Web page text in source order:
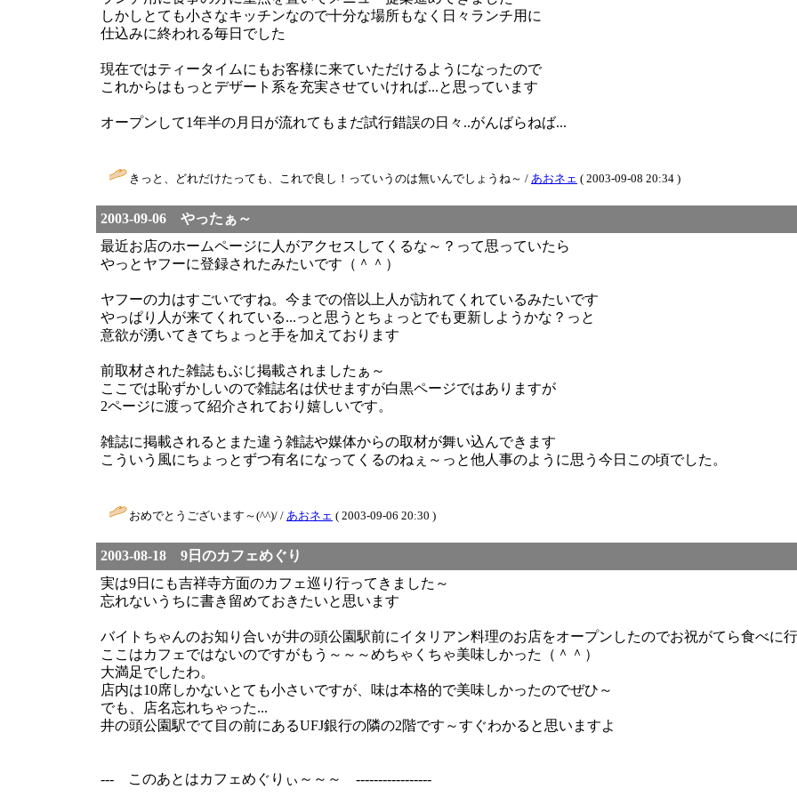
しかしとても小さなキッチンなので十分な場所もなく日々ランチ用に
仕込みに終われる毎日でした
現在ではティータイムにもお客様に来ていただけるようになったので
これからはもっとデザート系を充実させていければ...と思っています
オープンして1年半の月日が流れてもまだ試行錯誤の日々..がんばらねば...
きっと、どれだけたっても、これで良し！っていうのは無いんでしょうね～ / あおネェ ( 2003-09-08 20:34 )
2003-09-06 やったぁ～
最近お店のホームページに人がアクセスしてくるな～？って思っていたら
やっとヤフーに登録されたみたいです（＾＾）
ヤフーの力はすごいですね。今までの倍以上人が訪れてくれているみたいです
やっぱり人が来てくれている...っと思うとちょっとでも更新しようかな？っと
意欲が湧いてきてちょっと手を加えております
前取材された雑誌もぶじ掲載されましたぁ～
ここでは恥ずかしいので雑誌名は伏せますが白黒ページではありますが
2ページに渡って紹介されており嬉しいです。
雑誌に掲載されるとまた違う雑誌や媒体からの取材が舞い込んできます
こういう風にちょっとずつ有名になってくるのねぇ～っと他人事のように思う今日この頃でした。
おめでとうございます～(^^)/ / あおネェ ( 2003-09-06 20:30 )
2003-08-18 9日のカフェめぐり
実は9日にも吉祥寺方面のカフェ巡り行ってきました～
忘れないうちに書き留めておきたいと思います
バイトちゃんのお知り合いが井の頭公園駅前にイタリアン料理のお店をオープンしたのでお祝がてら食べに行
ここはカフェではないのですがもう～～～めちゃくちゃ美味しかった（＾＾）
大満足でしたわ。
店内は10席しかないとても小さいですが、味は本格的で美味しかったのでぜひ～
でも、店名忘れちゃった...
井の頭公園駅でて目の前にあるUFJ銀行の隣の2階です～すぐわかると思いますよ
--- このあとはカフェめぐりぃ～～～ -----------------